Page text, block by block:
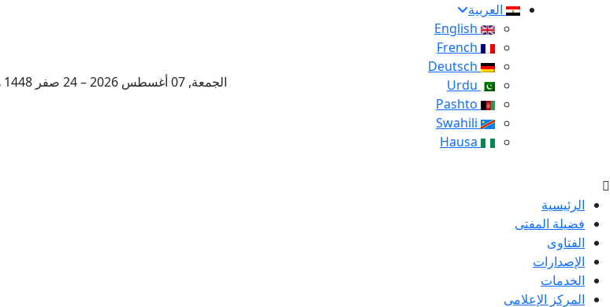
العربية
الجمعة, 07 أغسطس 2026 – 24 صفر 1448 هـ
الرئيسية
فضيلة المفتى
الفتاوى
الإصدارات
الخدمات
المركز الإعلامى